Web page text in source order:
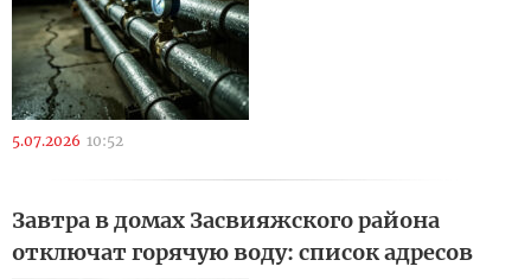
5.07.2026 10:52
Завтра в домах Засвияжского района
отключат горячую воду: список адресов